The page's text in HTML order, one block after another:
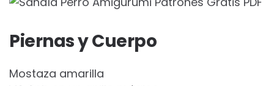
Piernas y Cuerpo
Mostaza amarilla